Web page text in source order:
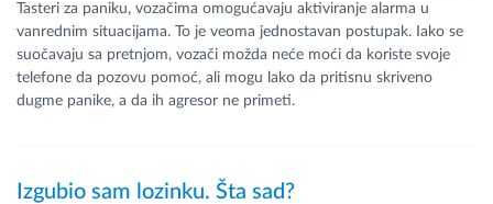
Tasteri za paniku, vozačima omogućavaju aktiviranje alarma u
vanrednim situacijama. To je veoma jednostavan postupak. Iako se
suočavaju sa pretnjom, vozači možda neće moći da koriste svoje
telefone da pozovu pomoć, ali mogu lako da pritisnu skriveno
dugme panike, a da ih agresor ne primeti.
Izgubio sam lozinku. Šta sad?